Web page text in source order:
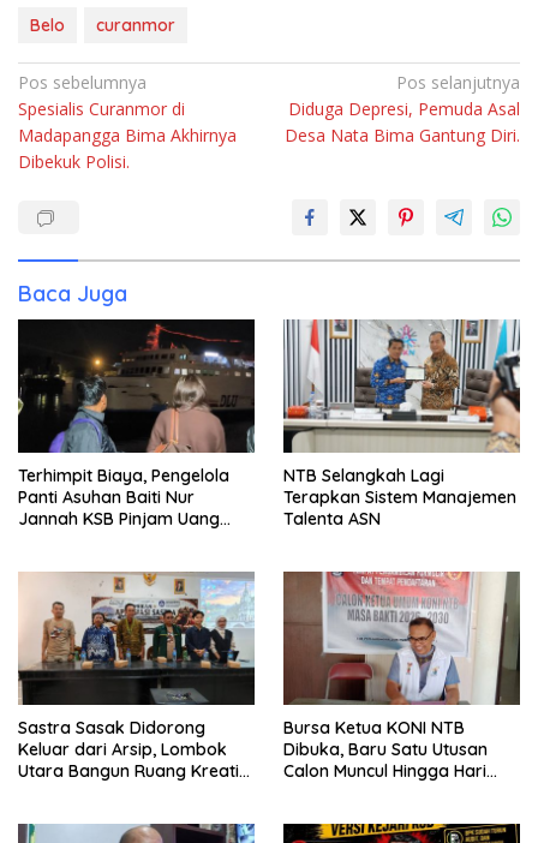
Belo curanmor
Navigasi
pos
Pos sebelumnya
Spesialis Curanmor di
Madapangga Bima Akhirnya
Dibekuk Polisi.
Pos selanjutnya
Diduga Depresi, Pemuda Asal
Desa Nata Bima Gantung Diri.
Baca Juga
Terhimpit Biaya, Pengelola
Panti Asuhan Baiti Nur
Jannah KSB Pinjam Uang
Kunjung Tuntas
NTB Selangkah Lagi
Terapkan Sistem Manajemen
Talenta ASN
Sastra Sasak Didorong
Keluar dari Arsip, Lombok
Utara Bangun Ruang Kreatif
Bursa Ketua KONI NTB
Dibuka, Baru Satu Utusan
Calon Muncul Hingga Hari